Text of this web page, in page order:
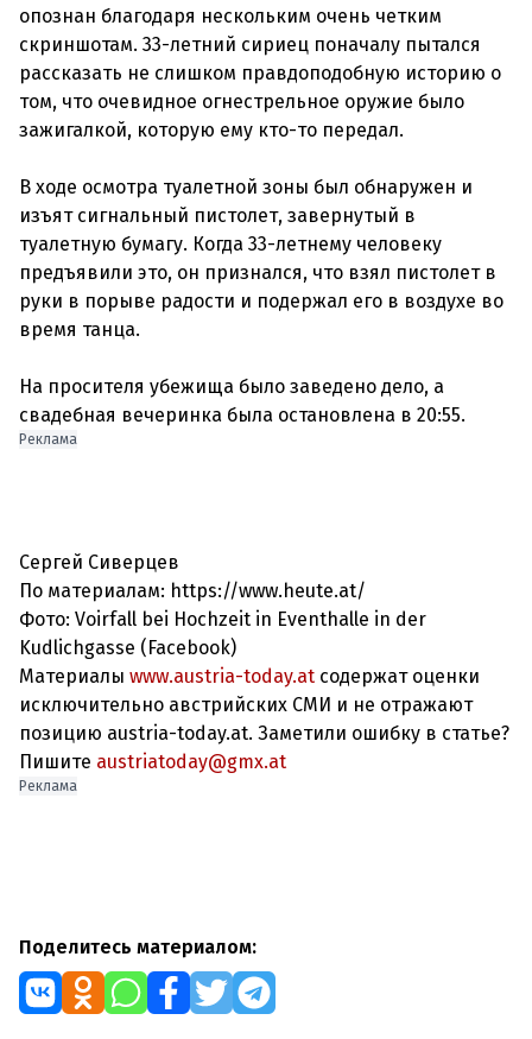
опознан благодаря нескольким очень четким
скриншотам. 33-летний сириец поначалу пытался
рассказать не слишком правдоподобную историю о
том, что очевидное огнестрельное оружие было
зажигалкой, которую ему кто-то передал.
В ходе осмотра туалетной зоны был обнаружен и
изъят сигнальный пистолет, завернутый в
туалетную бумагу. Когда 33-летнему человеку
предъявили это, он признался, что взял пистолет в
руки в порыве радости и подержал его в воздухе во
время танца.
На просителя убежища было заведено дело, а
свадебная вечеринка была остановлена в 20:55.
Реклама
Сергей Сиверцев
По материалам: https://www.heute.at/
Фото: Voirfall bei Hochzeit in Eventhalle in der
Kudlichgasse (Facebook)
Материалы www.austria-today.at содержат оценки
исключительно австрийских СМИ и не отражают
позицию austria-today.at. Заметили ошибку в статье?
Пишите austriatoday@gmx.at
Реклама
Поделитесь материалом: